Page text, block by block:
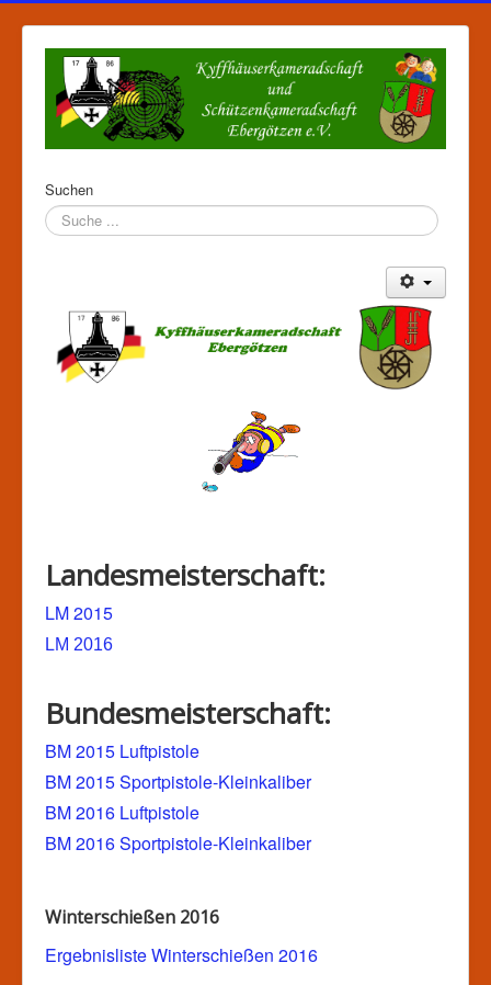
Suchen
Landesmeisterschaft:
LM 2015
LM 2016
Bundesmeisterschaft:
BM 2015 Luftpistole
BM 2015 Sportpistole-Kleinkaliber
BM 2016 Luftpistole
BM 2016 Sportpistole-Kleinkaliber
Winterschießen 2016
Ergebnisliste Winterschießen 2016